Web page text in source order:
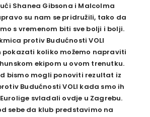
Shanea Gibsona i Malcolma
su nam se pridružili, tako da
s vremenom biti sve bolji i bolji.
protiv Budućnosti VOLI
koliko možemo napraviti
ekipom u ovom trenutku.
bismo mogli ponoviti rezultat iz
Budućnosti VOLI kada smo ih
svladali ovdje u Zagrebu.
sebe da klub predstavimo na